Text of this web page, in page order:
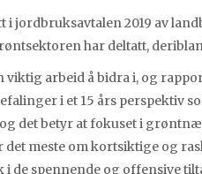
i jordbruksavtalen 2019 av
har deltatt,
viktig arbeid å bidra i, og
i et 15 års perspektiv
det betyr at fokuset i
det meste om kortsiktige og
i de spennende og offensive